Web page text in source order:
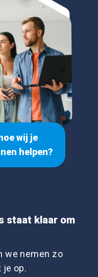
wij je
helpen?
staat klaar om
we nemen zo
op.